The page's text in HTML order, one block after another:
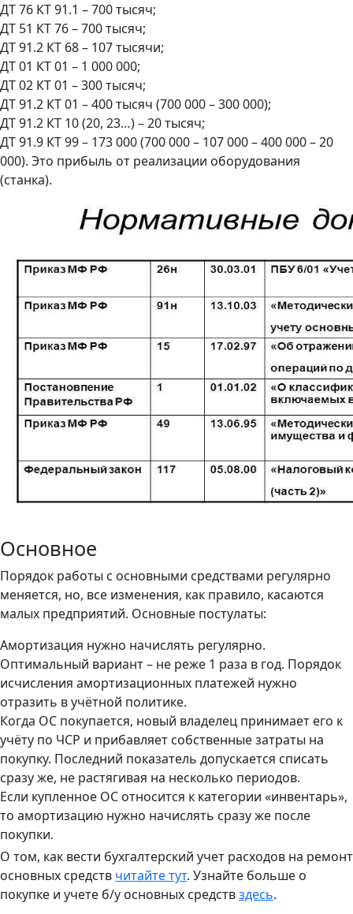
ДТ 76 КТ 91.1 – 700 тысяч;
ДТ 51 КТ 76 – 700 тысяч;
ДТ 91.2 КТ 68 – 107 тысячи;
ДТ 01 КТ 01 – 1 000 000;
ДТ 02 КТ 01 – 300 тысяч;
ДТ 91.2 КТ 01 – 400 тысяч (700 000 – 300 000);
ДТ 91.2 КТ 10 (20, 23…) – 20 тысяч;
ДТ 91.9 КТ 99 – 173 000 (700 000 – 107 000 – 400 000 – 20
000). Это прибыль от реализации оборудования
(станка).
Основное
Порядок работы с основными средствами регулярно
меняется, но, все изменения, как правило, касаются
малых предприятий. Основные постулаты:
Амортизация нужно начислять регулярно.
Оптимальный вариант – не реже 1 раза в год. Порядок
исчисления амортизационных платежей нужно
отразить в учётной политике.
Когда ОС покупается, новый владелец принимает его к
учёту по ЧСР и прибавляет собственные затраты на
покупку. Последний показатель допускается списать
сразу же, не растягивая на несколько периодов.
Если купленное ОС относится к категории «инвентарь»,
то амортизацию нужно начислять сразу же после
покупки.
О том, как вести бухгалтерский учет расходов на ремонт
основных средств читайте тут. Узнайте больше о
покупке и учете б/у основных средствздесь.